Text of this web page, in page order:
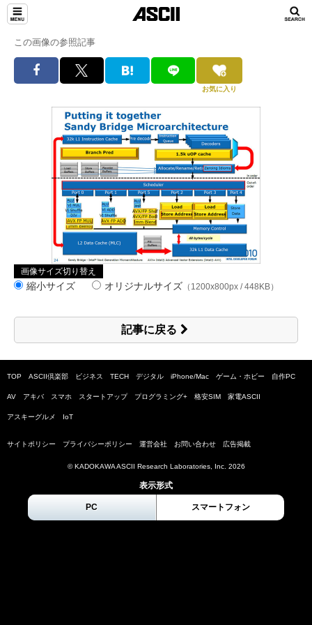
この画像の参照記事
お気に入り
画像サイズ切り替え
縮小サイズ オリジナルサイズ （1200x800px / 448KB）
記事に戻る
TOP ASCII倶楽部 ビジネス TECH デジタル iPhone/Mac ゲーム・ホビー 自作PC
AV アキバ スマホ スタートアップ プログラミング+ 格安SIM 家電ASCII
アスキーグルメ IoT
サイトポリシー プライバシーポリシー 運営会社 お問い合わせ 広告掲載
© KADOKAWA ASCII Research Laboratories, Inc. 2026
表示形式
PC スマートフォン